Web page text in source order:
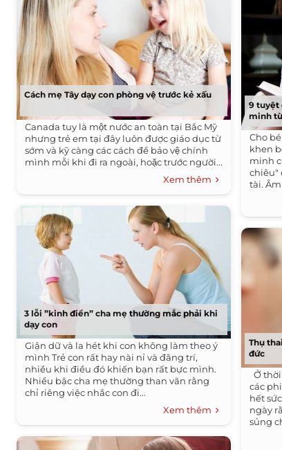
Cách mẹ Tây dạy con phòng vệ trước kẻ xấu
Canada tuy là một nước an toàn tại Bắc Mỹ
nhưng trẻ em tại đây luôn được giáo dục từ
sớm và kỹ càng các cách để bảo vệ chính
mình mỗi khi đi ra ngoài, hoặc trước người...
Xem thêm
3 lỗi ”kinh điển” cha mẹ thường mắc phải khi
dạy con
Giận dữ và la hét khi con không làm theo ý
mình Trẻ con rất hay nài nỉ và đãng trí,
nhiều khi điều đó khiến bạn rất bực mình.
Nhiều bậc cha mẹ thường than vãn rằng
chỉ riêng việc nhắc con đi...
Xem thêm
9 tuyệt
minh
Cho
khen
minh
chiêu"
tài.
Thụ
đức
Ở
các
hết
ngày
sủng